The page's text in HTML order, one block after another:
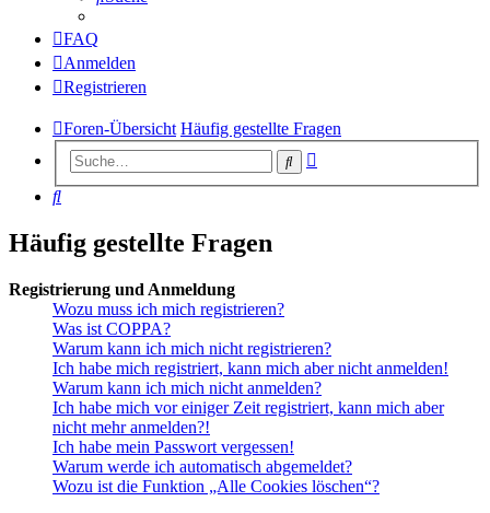
FAQ
Anmelden
Registrieren
Foren-Übersicht Häufig gestellte Fragen
Suche
Suche
Häufig gestellte Fragen
Registrierung und Anmeldung
Wozu muss ich mich registrieren?
Was ist COPPA?
Warum kann ich mich nicht registrieren?
Ich habe mich registriert, kann mich aber nicht anmelden!
Warum kann ich mich nicht anmelden?
Ich habe mich vor einiger Zeit registriert, kann mich aber
nicht mehr anmelden?!
Ich habe mein Passwort vergessen!
Warum werde ich automatisch abgemeldet?
Wozu ist die Funktion „Alle Cookies löschen“?